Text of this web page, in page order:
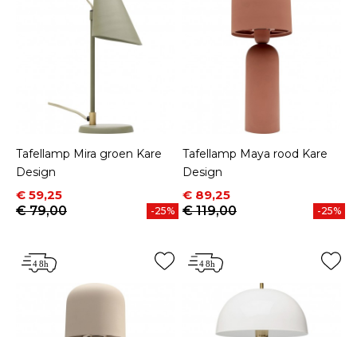
Tafellamp Mira groen Kare
Design
Prijs
€ 59,25
Normale prijs
€ 79,00
-25%
Tafellamp Maya rood Kare
Design
Prijs
€ 89,25
Normale prijs
€ 119,00
-25%